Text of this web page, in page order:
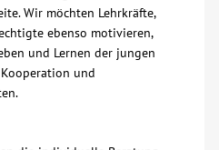
Wir möchten Lehrkräfte,
ebenso motivieren,
und Lernen der jungen
und